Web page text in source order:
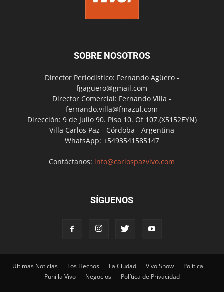
SOBRE NOSOTROS
Director Periodístico: Fernando Agüero -
fgaguero@gmail.com
Director Comercial: Fernando Villa -
fernando.villa@fmazul.com
Dirección: 9 de Julio 90. Piso 10. Of 107.(X5152EYN)
Villa Carlos Paz - Córdoba - Argentina
WhatsApp: +5493541585147
Contáctanos: info@carlospazvivo.com
SÍGUENOS
Ultimas Noticias Los Hechos La Ciudad Vivo Show
Política
Punilla Vivo
Negocios Política de Privacidad